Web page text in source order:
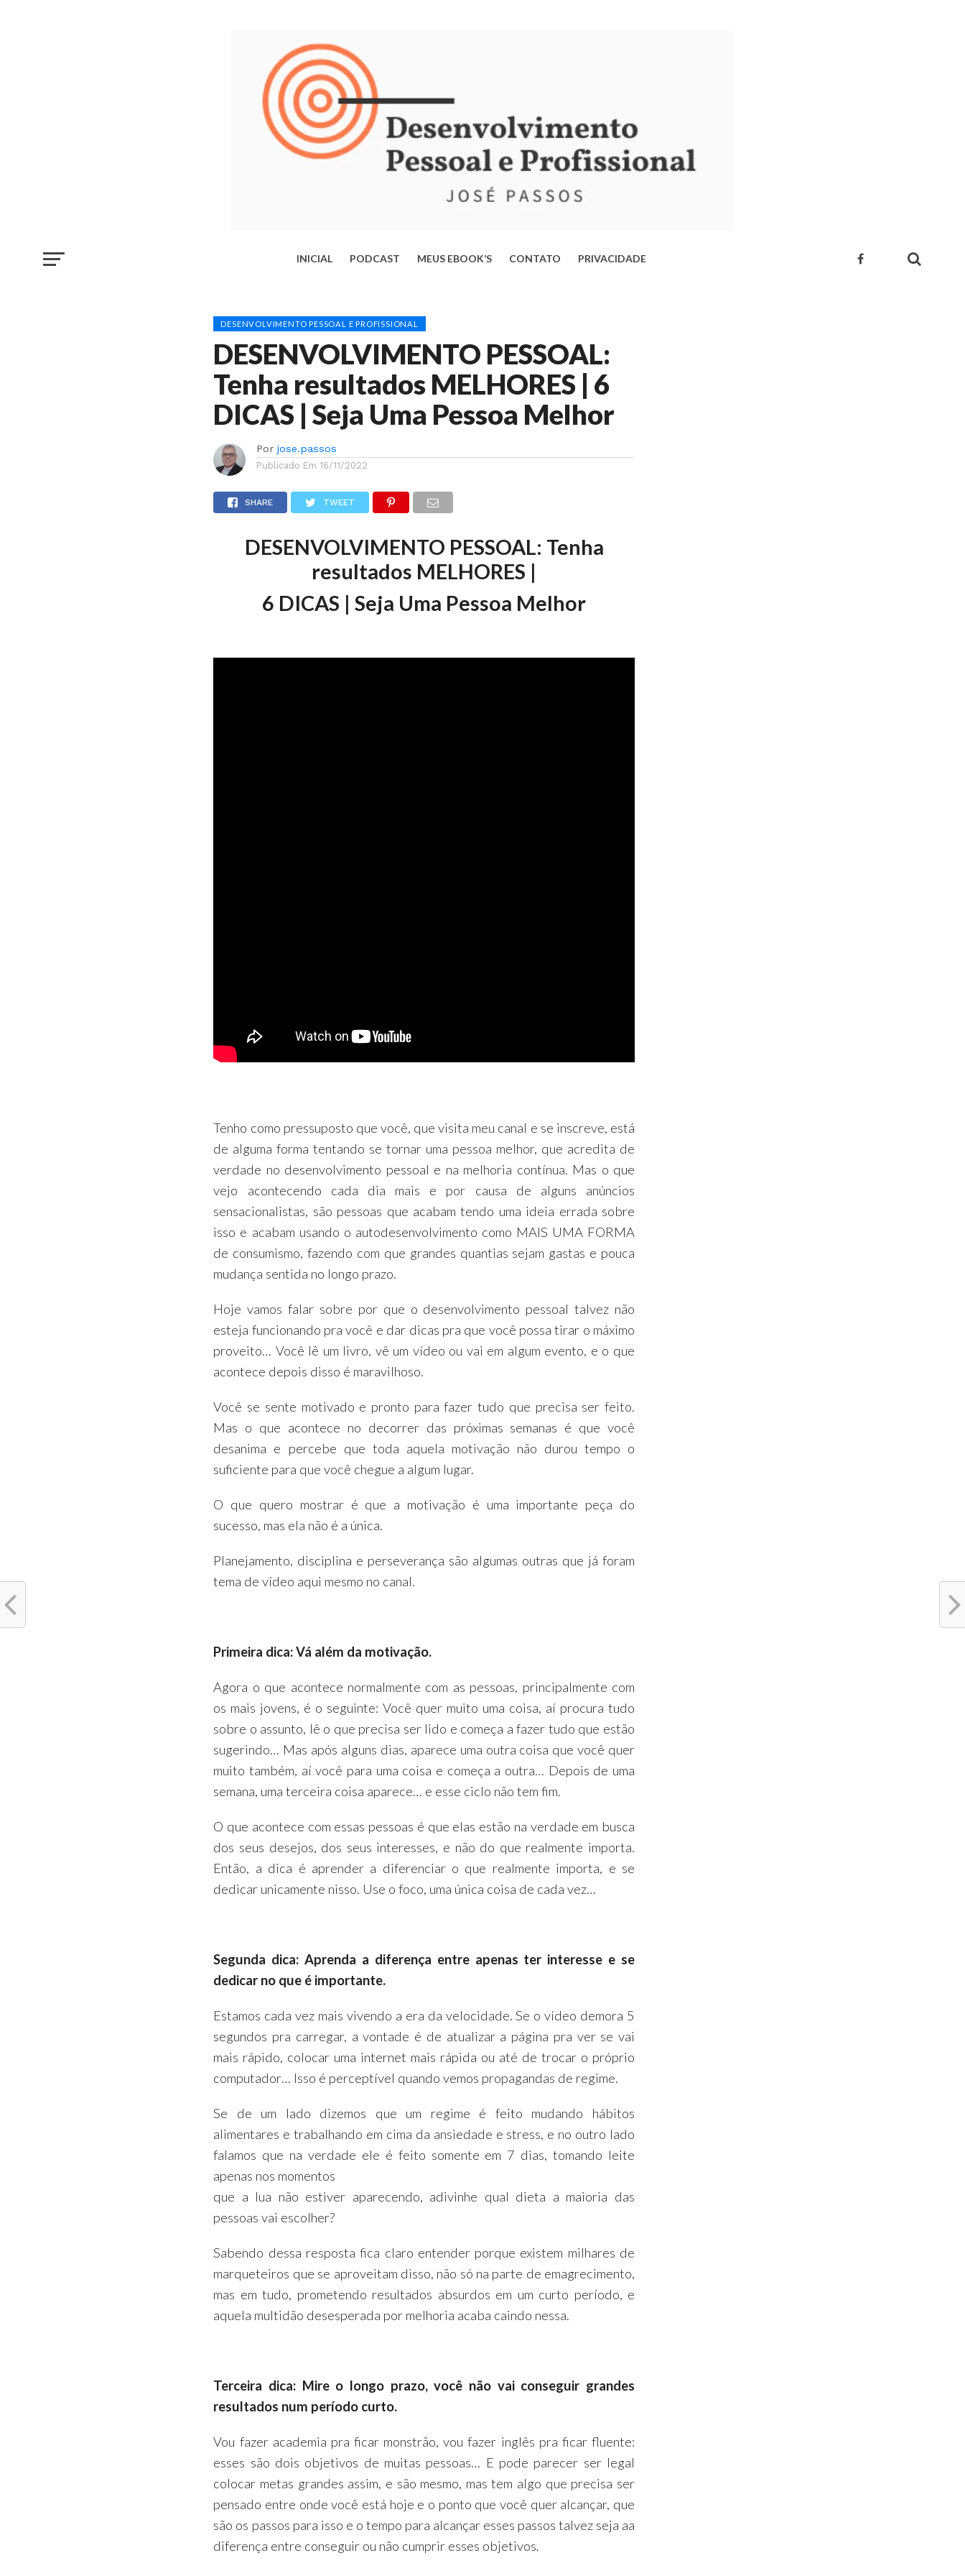
INICIAL PODCAST MEUS EBOOK’S CONTATO PRIVACIDADE
VIDA E ALCANÇAR SEU POTENCIAL
DESENVOLVIMENTO PESSOAL E PROFISSIONAL
DESENVOLVIMENTO PESSOAL:
Tenha resultados MELHORES | 6
DICAS | Seja Uma Pessoa Melhor
Por jose.passos
Publicado Em 16/11/2022
SHARE TWEET
DESENVOLVIMENTO PESSOAL: Tenha
resultados MELHORES |
6 DICAS | Seja Uma Pessoa Melhor
Tenho como pressuposto que você, que visita meu canal e se inscreve, está
de alguma forma tentando se tornar uma pessoa melhor, que acredita de
verdade no desenvolvimento pessoal e na melhoria contínua. Mas o que
vejo acontecendo cada dia mais e por causa de alguns anúncios
sensacionalistas, são pessoas que acabam tendo uma ideia errada sobre
isso e acabam usando o autodesenvolvimento como MAIS UMA FORMA
de consumismo, fazendo com que grandes quantias sejam gastas e pouca
mudança sentida no longo prazo.
Hoje vamos falar sobre por que o desenvolvimento pessoal talvez não
esteja funcionando pra você e dar dicas pra que você possa tirar o máximo
proveito… Você lê um livro, vê um vídeo ou vai em algum evento, e o que
acontece depois disso é maravilhoso.
Você se sente motivado e pronto para fazer tudo que precisa ser feito.
Mas o que acontece no decorrer das próximas semanas é que você
desanima e percebe que toda aquela motivação não durou tempo o
suficiente para que você chegue a algum lugar.
O que quero mostrar é que a motivação é uma importante peça do
sucesso, mas ela não é a única.
Planejamento, disciplina e perseverança são algumas outras que já foram
tema de vídeo aqui mesmo no canal.
Primeira dica: Vá além da motivação.
Agora o que acontece normalmente com as pessoas, principalmente com
os mais jovens, é o seguinte: Você quer muito uma coisa, aí procura tudo
sobre o assunto, lê o que precisa ser lido e começa a fazer tudo que estão
sugerindo… Mas após alguns dias, aparece uma outra coisa que você quer
muito também, aí você para uma coisa e começa a outra… Depois de uma
semana, uma terceira coisa aparece… e esse ciclo não tem fim.
O que acontece com essas pessoas é que elas estão na verdade em busca
dos seus desejos, dos seus interesses, e não do que realmente importa.
Então, a dica é aprender a diferenciar o que realmente importa, e se
dedicar unicamente nisso. Use o foco, uma única coisa de cada vez…
Segunda dica: Aprenda a diferença entre apenas ter interesse e se
dedicar no que é importante.
Estamos cada vez mais vivendo a era da velocidade. Se o vídeo demora 5
segundos pra carregar, a vontade é de atualizar a página pra ver se vai
mais rápido, colocar uma internet mais rápida ou até de trocar o próprio
computador… Isso é perceptível quando vemos propagandas de regime.
Se de um lado dizemos que um regime é feito mudando hábitos
alimentares e trabalhando em cima da ansiedade e stress, e no outro lado
falamos que na verdade ele é feito somente em 7 dias, tomando leite
apenas nos momentos
que a lua não estiver aparecendo, adivinhe qual dieta a maioria das
pessoas vai escolher?
Sabendo dessa resposta fica claro entender porque existem milhares de
marqueteiros que se aproveitam disso, não só na parte de emagrecimento,
mas em tudo, prometendo resultados absurdos em um curto período, e
aquela multidão desesperada por melhoria acaba caindo nessa.
Terceira dica: Mire o longo prazo, você não vai conseguir grandes
resultados num período curto.
Vou fazer academia pra ficar monstrão, vou fazer inglês pra ficar fluente:
esses são dois objetivos de muitas pessoas… E pode parecer ser legal
colocar metas grandes assim, e são mesmo, mas tem algo que precisa ser
pensado entre onde você está hoje e o ponto que você quer alcançar, que
são os passos para isso e o tempo para alcançar esses passos talvez seja aa
diferença entre conseguir ou não cumprir esses objetivos.